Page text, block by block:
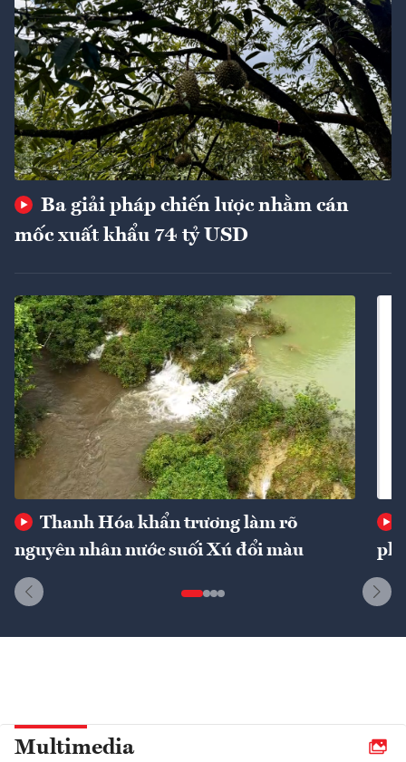
Ba giải pháp chiến lược nhằm cán
mốc xuất khẩu 74 tỷ USD
Thanh Hóa khẩn trương làm rõ
nguyên nhân nước suối Xú đổi màu
phí
Multimedia